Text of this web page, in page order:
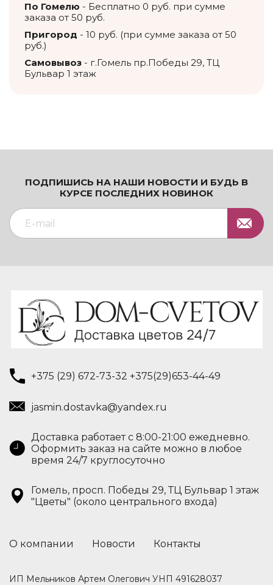
По Гомелю - Бесплатно 0 руб. при сумме
заказа от 50 руб.
Пригород - 10 руб. (при сумме заказа от 50
руб.)
Самовывоз - г.Гомель пр.Победы 29, ТЦ
Бульвар 1 этаж
ПОДПИШИСЬ НА НАШИ НОВОСТИ И БУДЬ В
КУРСЕ ПОСЛЕДНИХ НОВИНОК
+375 (29) 672-73-32 +375(29)653-44-49
jasmin.dostavka@yandex.ru
Доставка работает с 8:00-21:00 ежедневно.
Оформить заказ на сайте можно в любое
время 24/7 круглосуточно
Гомель, просп. Победы 29, ТЦ Бульвар 1 этаж
"Цветы" (около центрального входа)
О компании Новости Контакты
ИП Мельников Артем Олегович УНП 491628037